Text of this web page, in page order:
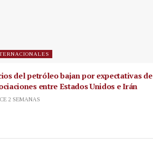
del petróleo bajan por expectativas de
entre Estados Unidos e Irán
2 SEMANAS